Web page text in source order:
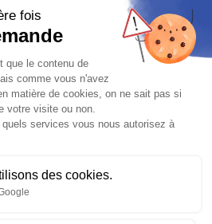
10 Forme pentagonale et conique
F800 GS ADVENTURE
€ 459.95 €
de 7 à 30 jours
fois
du
que le contenu de
comme vous n'avez
matière de cookies, on ne sait pas si
votre visite ou non.
services vous nous autorisez à
des cookies.
consent